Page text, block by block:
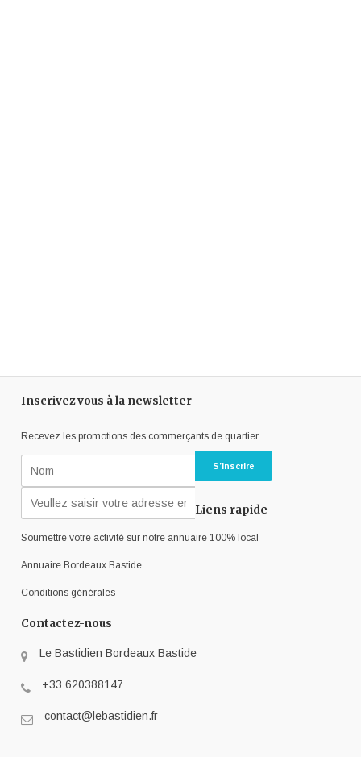
Inscrivez vous à la newsletter
Recevez les promotions des commerçants de quartier
Liens rapide
Soumettre votre activité sur notre annuaire 100% local
Annuaire Bordeaux Bastide
Conditions générales
Contactez-nous
Le Bastidien Bordeaux Bastide
+33 620388147
contact@lebastidien.fr